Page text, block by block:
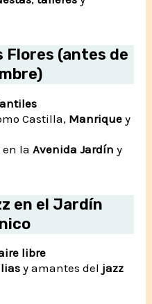
Flores (antes de
Castilla, Manrique y
en laAvenida Jardín y
en el Jardín
libre
y amantes del jazz